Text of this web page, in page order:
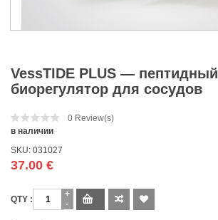
VessTIDE PLUS — пептидный
биорегулятор для сосудов
0 Review(s)
в наличии
SKU: 031027
37.00 €
Количество